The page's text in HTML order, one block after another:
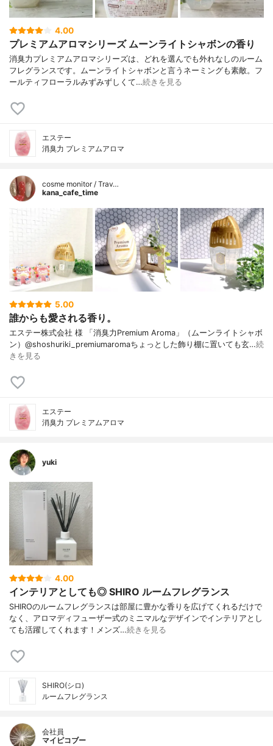
4.00
プレミアムアロマシリーズ ムーンライトシャボンの香り
消臭力プレミアムアロマシリーズは、どれを選んでも外れなしのルーム
フレグランスです。ムーンライトシャボンと言うネーミングも素敵。フ
ールティフローラルみずみずしくて…続きを見る
エステー
消臭力 プレミアムアロマ
cosme monitor / Trav…
kana_cafe_time
5.00
誰からも愛される香り。
エステー株式会社 様 「消臭力Premium Aroma」（ムーンライトシャボ
ン）@shoshuriki_premiumaromaちょっとした飾り棚に置いても玄…続
きを見る
エステー
消臭力 プレミアムアロマ
yuki
4.00
インテリアとしても◎ SHIRO ルームフレグランス
SHIROのルームフレグランスは部屋に豊かな香りを広げてくれるだけで
なく、アロマディフューザー式のミニマルなデザインでインテリアとし
ても活躍してくれます！メンズ…続きを見る
SHIRO(シロ)
ルームフレグランス
会社員
マイピコブー